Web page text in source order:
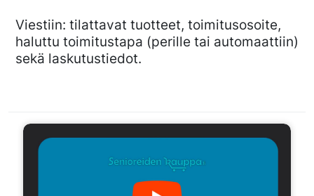
Viestiin: tilattavat tuotteet, toimitusosoite,
haluttu toimitustapa (perille tai automaattiin)
sekä laskutustiedot.